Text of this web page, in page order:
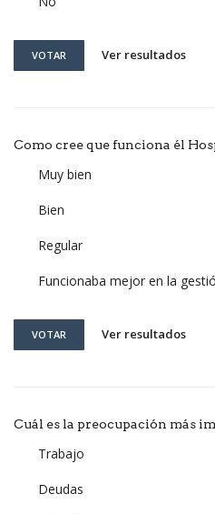
VOTAR Ver resultados
Como cree que funciona él
Muy bien
Bien
Regular
Funcionaba mejor en la
VOTAR Ver resultados
Cuál es la preocupación más
Trabajo
Deudas